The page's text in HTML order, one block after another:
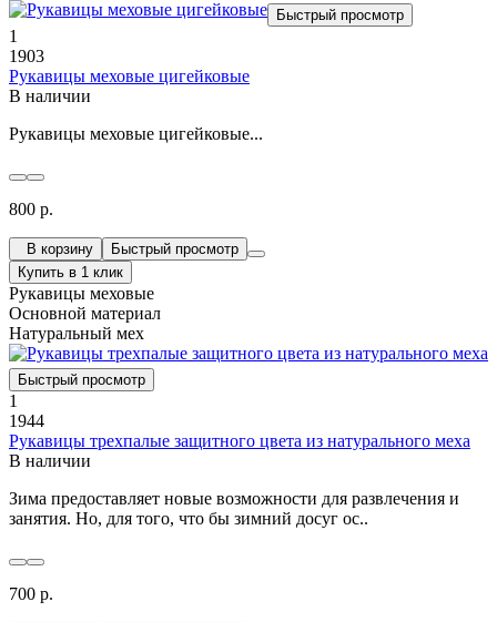
Быстрый просмотр
1
1903
Рукавицы меховые цигейковые
В наличии
Рукавицы меховые цигейковые...
800 р.
В корзину
Быстрый просмотр
Купить в 1 клик
Рукавицы меховые
Основной материал
Натуральный мех
Быстрый просмотр
1
1944
Рукавицы трехпалые защитного цвета из натурального меха
В наличии
Зима предоставляет новые возможности для развлечения и
занятия. Но, для того, что бы зимний досуг ос..
700 р.